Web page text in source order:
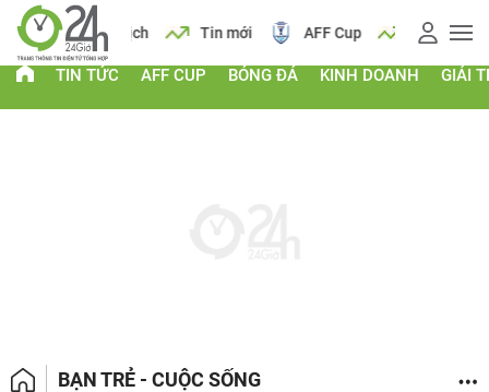
Lịch Tin mới AFF Cup Giá vàng
TIN TỨC AFF CUP BÓNG ĐÁ KINH DOANH GIẢI
BẠN TRẺ - CUỘC SỐNG